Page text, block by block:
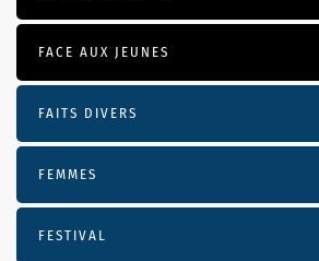
FACE AUX JEUNES
FAITS DIVERS
FEMMES
FESTIVAL